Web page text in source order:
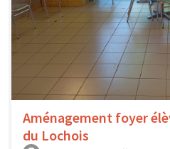
Aménagement foyer
du Lochois